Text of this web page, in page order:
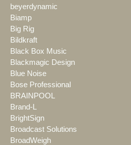
beyerdynamic
Biamp
Big Rig
Bildkraft
Black Box Music
Blackmagic Design
Blue Noise
Bose Professional
BRAINPOOL
Brand-L
BrightSign
Broadcast Solutions
BroadWeigh